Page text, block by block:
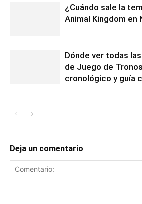
¿Cuándo sale la
Animal Kingdom en
Dónde ver todas
de Juego de
cronológico y guía
Deja un comentario